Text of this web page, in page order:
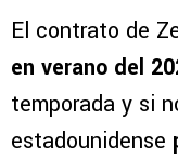
El contrato de
en verano del
temporada y si
estadounidense